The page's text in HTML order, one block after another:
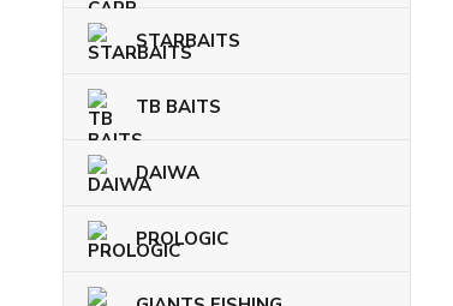
STARBAITS
TB BAITS
DAIWA
PROLOGIC